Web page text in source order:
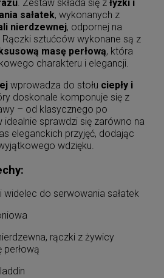
. Zestaw składa się z łyżki i
sałatek, wykonanych z
nierdzewnej, odpornej na
sztućców wykonane są z
masę perłową, która
charakteru i elegancji.
wprowadza do stołu ciepły i
doskonale komponuje się z
– od klasycznego po
sprawdzi się zarówno na
eleganckich przyjęć, dodając
wdzięku.
widelec do serwowania sałatek
rączki z żywicy
perłową